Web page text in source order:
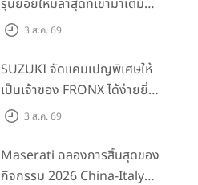
เต็มไลน์อัป พร้อมตอบโจทย์ทุก
พร้อมลุย ด้วยราคาพิเศษเริ่ม
ต้นที่ 9.49 แสนบาท
3 ส.ค. 69
SUZUKI จัดแคมเปญพิเศษให้
เป็นเจ้าของ FRONX ได้ง่ายยิ่ง
ขึ้นสำหรับรุ่น GL ราคาพิเศษ
200 คัน พร้อมข้อเสนอสุดคุ้ม
3 ส.ค. 69
Maserati ฉลองการสิ้นสุดของ
กิจกรรม 2026 China-Italy